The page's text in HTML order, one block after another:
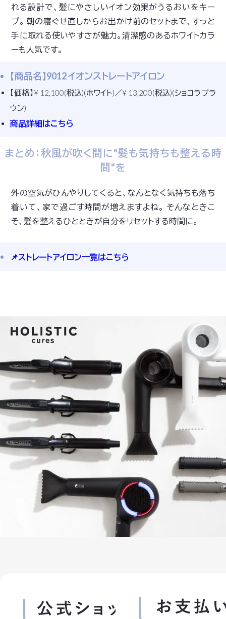
れる設計で、髪にやさしいイオン効果がうるおいをキー
プ。 朝の寝ぐせ直しからお出かけ前のセットまで、すっと
手に取れる使いやすさが魅力。清潔感のあるホワイトカラ
ーも人気です。
【商品名】9012 イオンストレートアイロン
【価格】¥ 12,100(税込)(ホワイト)／¥ 13,200(税込)(ショコラブラ
ウン)
商品詳細はこちら
まとめ：秋風が吹く間に"髪も気持ちも整える時
間"を
外の空気がひんやりしてくると、なんとなく気持ちも落ち
着いて、家で過ごす時間が増えますよね。 そんなときこ
そ、髪を整えるひとときが自分をリセットする時間に。
📌ストレートアイロン一覧はこちら